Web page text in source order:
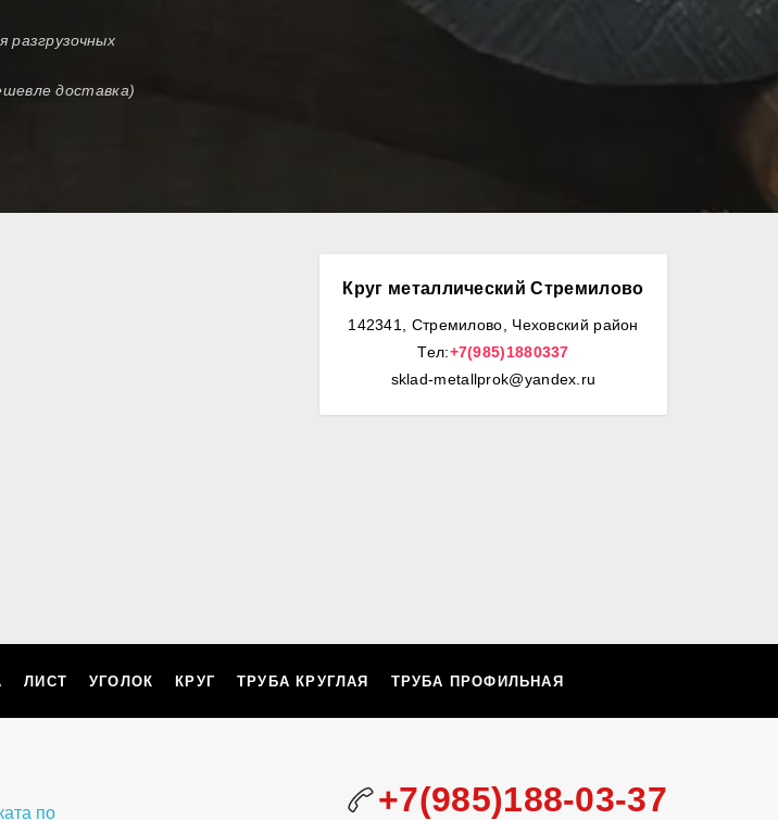
разгрузочных
доставка)
Круг металлический Стремилово
142341, Стремилово, Чеховский район
Тел:+7(985)1880337
sklad-metallprok@yandex.ru
ЛИСТ УГОЛОК КРУГ ТРУБА КРУГЛАЯ ТРУБА ПРОФИЛЬНАЯ
по +7(985)188-03-37